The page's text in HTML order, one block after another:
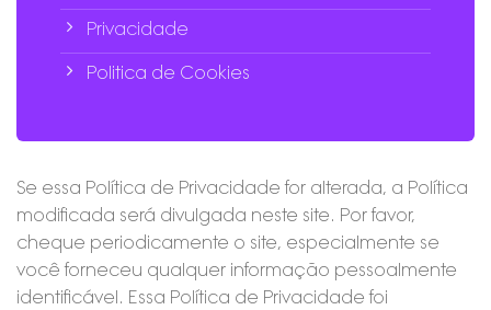
Privacidade
Politica de Cookies
Se essa Política de Privacidade for alterada, a Política
modificada será divulgada neste site. Por favor,
cheque periodicamente o site, especialmente se
você forneceu qualquer informação pessoalmente
identificável. Essa Política de Privacidade foi